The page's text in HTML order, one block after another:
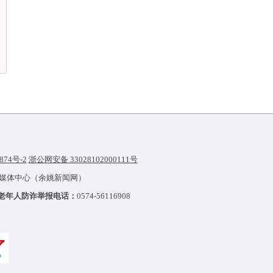
号-2 浙公网安备 33028102000111号
中心（余姚新闻网）
年人防诈举报电话： 0574-56116908